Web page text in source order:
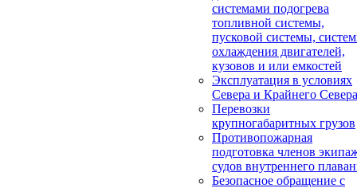
системами подогрева
топливной системы,
пусковой системы,
охлаждения двигателей,
кузовов и или емкостей
Эксплуатация в условиях
Севера и Крайнего Севера
Перевозки
крупногабаритных грузов
Противопожарная
подготовка членов
судов внутреннего
Безопасное обращение с